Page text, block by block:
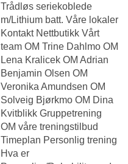
Trådløs seriekoblede
m/Lithium batt. Våre lokaler
Kontakt Nettbutikk Vårt
team OM Trine Dahlmo OM
Lena Kralicek OM Adrian
Benjamin Olsen OM
Veronika Amundsen OM
Solveig Bjørkmo OM Dina
Kvitblikk Gruppetrening
OM våre treningstilbud
Timeplan Personlig trening
Hva er